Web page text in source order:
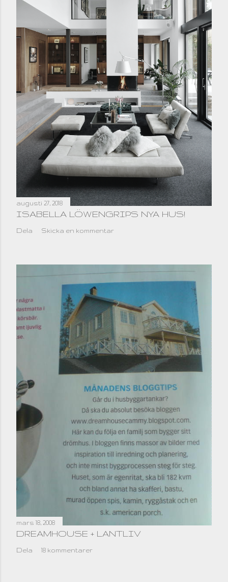
augusti 27, 2018
ISABELLA LÖWENGRIPS NYA HUS!
Dela Skicka en kommentar
mars 18, 2008
DREAMHOUSE + LANTLIV
Dela 18 kommentarer